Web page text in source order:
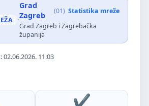
·
Grad
Zagreb
(01) Statistika mreže
Grad Zagreb i Zagrebačka
županija
11:03